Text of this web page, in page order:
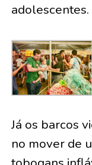
adolescentes.
Já os barcos
no mover de